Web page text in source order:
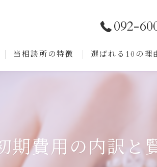
092-
当相談所の特徴
再婚
年代別の魅力
選ばれる10の理
期費用の内訳と